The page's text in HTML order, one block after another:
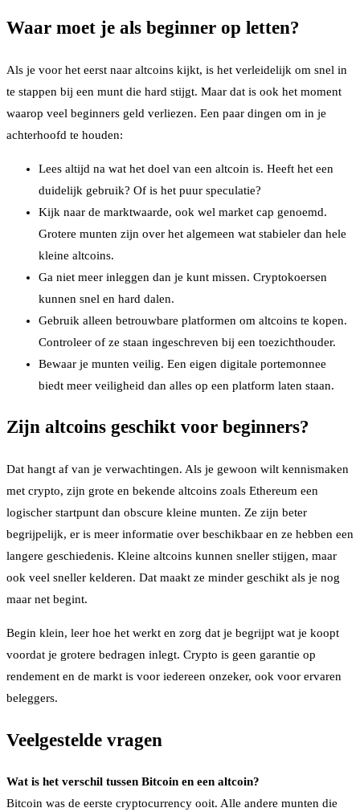
Waar moet je als beginner op letten?
Als je voor het eerst naar altcoins kijkt, is het verleidelijk om snel in
te stappen bij een munt die hard stijgt. Maar dat is ook het moment
waarop veel beginners geld verliezen. Een paar dingen om in je
achterhoofd te houden:
Lees altijd na wat het doel van een altcoin is. Heeft het een
duidelijk gebruik? Of is het puur speculatie?
Kijk naar de marktwaarde, ook wel market cap genoemd.
Grotere munten zijn over het algemeen wat stabieler dan hele
kleine altcoins.
Ga niet meer inleggen dan je kunt missen. Cryptokoersen
kunnen snel en hard dalen.
Gebruik alleen betrouwbare platformen om altcoins te kopen.
Controleer of ze staan ingeschreven bij een toezichthouder.
Bewaar je munten veilig. Een eigen digitale portemonnee
biedt meer veiligheid dan alles op een platform laten staan.
Zijn altcoins geschikt voor beginners?
Dat hangt af van je verwachtingen. Als je gewoon wilt kennismaken
met crypto, zijn grote en bekende altcoins zoals Ethereum een
logischer startpunt dan obscure kleine munten. Ze zijn beter
begrijpelijk, er is meer informatie over beschikbaar en ze hebben een
langere geschiedenis. Kleine altcoins kunnen sneller stijgen, maar
ook veel sneller kelderen. Dat maakt ze minder geschikt als je nog
maar net begint.
Begin klein, leer hoe het werkt en zorg dat je begrijpt wat je koopt
voordat je grotere bedragen inlegt. Crypto is geen garantie op
rendement en de markt is voor iedereen onzeker, ook voor ervaren
beleggers.
Veelgestelde vragen
Wat is het verschil tussen Bitcoin en een altcoin?
Bitcoin was de eerste cryptocurrency ooit. Alle andere munten die